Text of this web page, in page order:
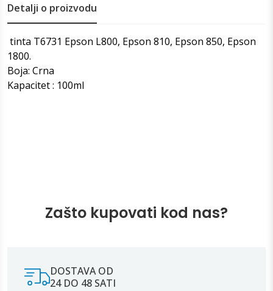
Detalji o proizvodu
tinta T6731 Epson L800, Epson 810, Epson 850, Epson
1800.
Boja: Crna
Kapacitet : 100ml
Zašto kupovati kod nas?
DOSTAVA OD
24 DO 48 SATI